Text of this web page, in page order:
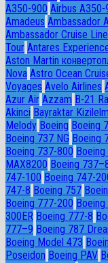
A350-900 Airbus A350-
Amadeus Ambassador
Ambassador Сruise Line
Tour Antares
Aston Martin
Nova Astro Ocean
Voyages Avelo Airlines
Azur Air Azzam B-21
Akinci Bayraktar
Melody Boeing Boeing
Boeing 737 NG Boeing
Boeing 737-800
MAX8200 Boeing
747-100 Boeing 747-
747-8 Boeing 757
Boeing 777-200
300ER Boeing 777-8
777–9 Boeing 787
Boeing Model 473
Poseidon Boeing PAV